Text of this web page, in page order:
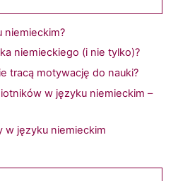
niemieckim?
niemieckiego (i nie tylko)?
tracą motywację do nauki?
w języku niemieckim –
w języku niemieckim